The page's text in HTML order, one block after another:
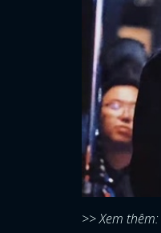
>> Xem thêm: